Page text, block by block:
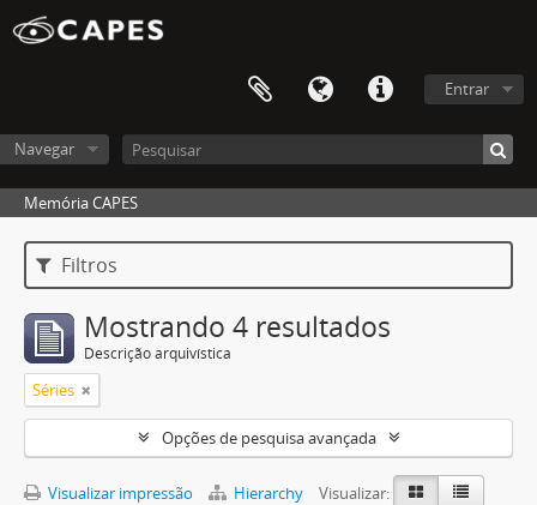
Entrar
Navegar
Memória CAPES
Filtros
Mostrando 4 resultados
Descrição arquivística
Séries
Opções de pesquisa avançada
Visualizar impressão Hierarchy
Visualizar: